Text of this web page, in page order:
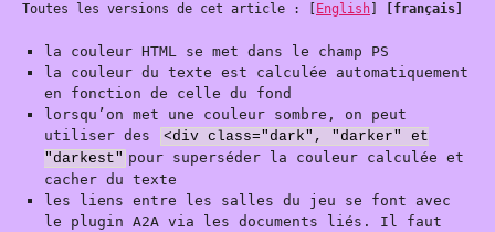
Toutes les versions de cet article :
English [français]
la couleur HTML se met dans le champ PS
la couleur du texte est calculée automatiquement
en fonction de celle du fond
lorsqu’on met une couleur sombre, on peut
utiliser des
<div class="dark", "darker" et
"darkest" pour superséder la couleur calculée et
cacher du texte
les liens entre les salles du jeu se font avec
le plugin A2A via les documents liés. Il faut